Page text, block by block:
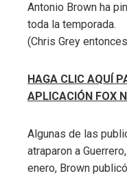
Antonio Brown ha
toda la temporada.
(Chris Grey
HAGA CLIC AQUÍ
APLICACIÓN FOX
Algunas de las
atraparon a
enero, Brown